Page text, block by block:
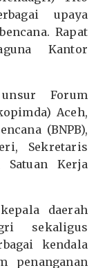
upaya
Rapat
Kantor
Forum
Aceh,
(BNPB),
Sekretaris
Satuan Kerja
daerah
sekaligus
kendala
penanganan